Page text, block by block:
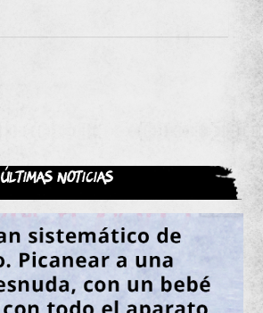
Últimas noticias